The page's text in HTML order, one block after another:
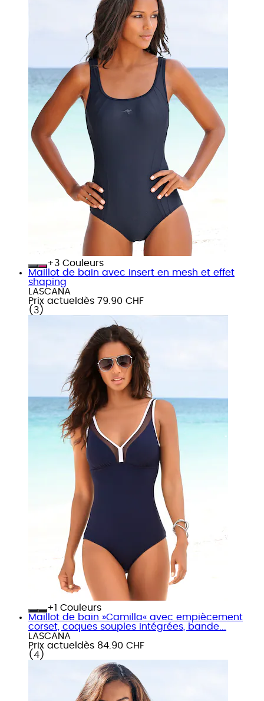
+
Couleurs
Maillot de bain avec insert en mesh et effet
shaping
LASCANA
Prix actuel dès 79.90 CHF
( 3 )
+
Couleurs
Maillot de bain »Camilla« avec empiècement
corset, coques souples intégrées, bande...
LASCANA
Prix actuel dès 84.90 CHF
( 4 )